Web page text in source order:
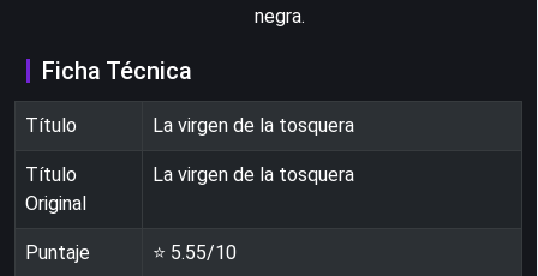
negra.
Ficha Técnica
Título La virgen de la tosquera
Título
Original
La virgen de la tosquera
Puntaje ⭐ 5.55/10